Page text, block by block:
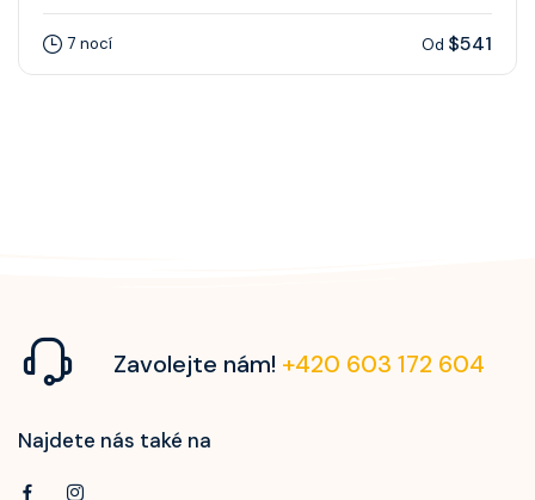
7 nocí Od $541
Zavolejte nám! +420 603 172 604
Najdete nás také na